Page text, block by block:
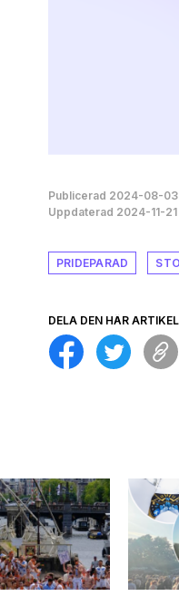
Publicerad 2024-08-03
Uppdaterad 2024-11-21
PRIDEPARAD
DELA DEN HÄR